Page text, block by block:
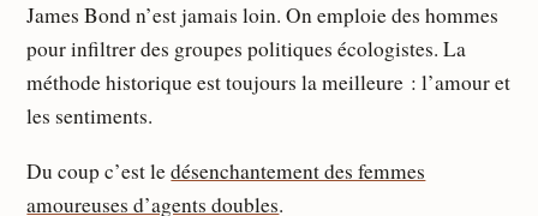
James Bond n’est jamais loin. On emploie des hommes
pour infiltrer des groupes politiques écologistes. La
méthode historique est toujours la meilleure : l’amour et
les sentiments.
Du coup c’est ledésenchantement des femmes
amoureuses d’agents doubles.